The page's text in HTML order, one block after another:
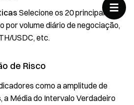
Selecione os 20 principais
por volume diário de negociação,
USDC, etc.
de Risco
como a amplitude de
a Média do Intervalo Verdadeiro